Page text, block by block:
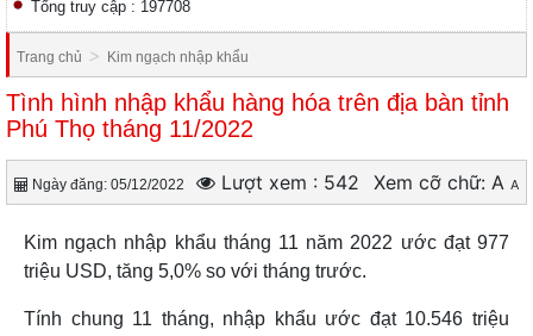
Tổng truy cập : 197708
Trang chủ > Kim ngạch nhập khẩu
Tình hình nhập khẩu hàng hóa trên địa bàn tỉnh
Phú Thọ tháng 11/2022
Ngày đăng: 05/12/2022 Lượt xem : 542 Xem cỡ chữ: A A
Kim ngạch nhập khẩu tháng 11 năm 2022 ước đạt 977
triệu USD, tăng 5,0% so với tháng trước.
Tính chung 11 tháng, nhập khẩu ước đạt 10.546 triệu